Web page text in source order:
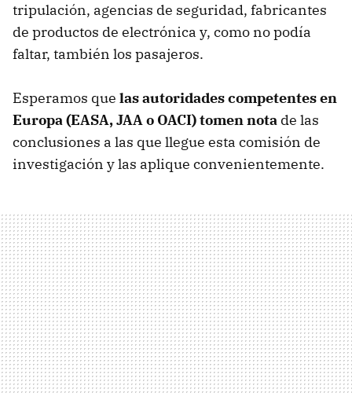
tripulación, agencias de seguridad, fabricantes
de productos de electrónica y, como no podía
faltar, también los pasajeros.
Esperamos que las autoridades competentes en
Europa (EASA,JAAo OACI) tomen nota de las
conclusiones a las que llegue esta comisión de
investigación y las aplique convenientemente.